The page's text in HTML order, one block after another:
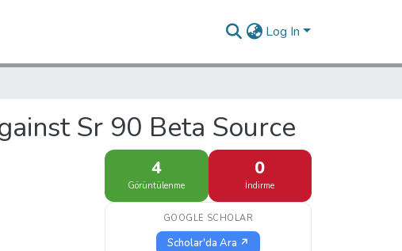
Log In
Sr 90 Beta Source
4
Görüntülenme
0
İndirme
GOOGLE SCHOLAR
Scholar'da Ara ↗